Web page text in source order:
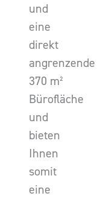
und
eine
direkt
angrenzende
370 m²
Bürofläche
und
bieten
Ihnen
somit
eine